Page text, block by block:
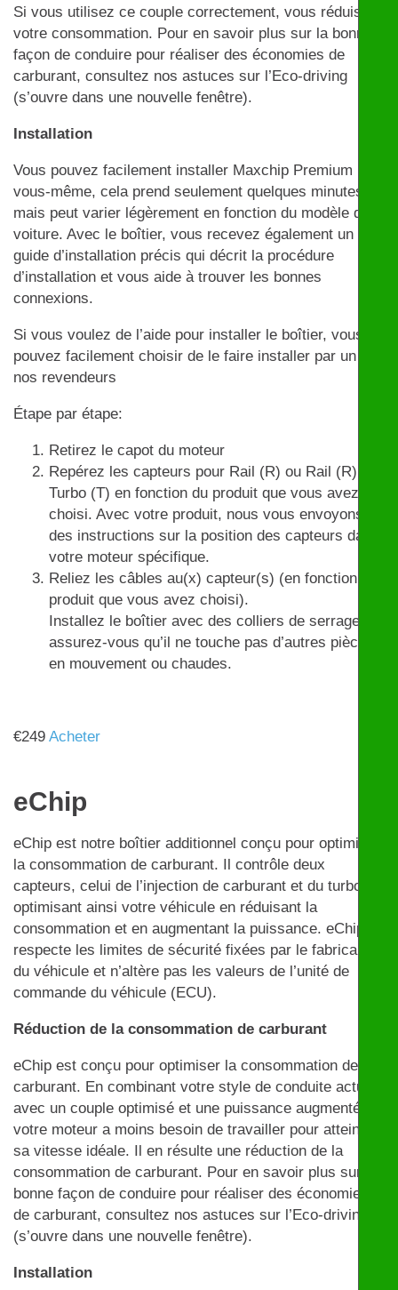
Si vous utilisez ce couple correctement, vous réduisez
votre consommation. Pour en savoir plus sur la bonne
façon de conduire pour réaliser des économies de
carburant, consultez nos astuces sur l’Eco-driving
(s’ouvre dans une nouvelle fenêtre).
Installation
Vous pouvez facilement installer Maxchip Premium par
vous-même, cela prend seulement quelques minutes
mais peut varier légèrement en fonction du modèle de
voiture. Avec le boîtier, vous recevez également un
guide d’installation précis qui décrit la procédure
d’installation et vous aide à trouver les bonnes
connexions.
Si vous voulez de l’aide pour installer le boîtier, vous
pouvez facilement choisir de le faire installer par un de
nos revendeurs
Étape par étape:
Retirez le capot du moteur
Repérez les capteurs pour Rail (R) ou Rail (R) et
Turbo (T) en fonction du produit que vous avez
choisi. Avec votre produit, nous vous envoyons
des instructions sur la position des capteurs dans
votre moteur spécifique.
Reliez les câbles au(x) capteur(s) (en fonction du
produit que vous avez choisi).
Installez le boîtier avec des colliers de serrage et
assurez-vous qu’il ne touche pas d’autres pièces
en mouvement ou chaudes.
€249 Acheter
eChip
eChip est notre boîtier additionnel conçu pour optimiser
la consommation de carburant. Il contrôle deux
capteurs, celui de l’injection de carburant et du turbo,
optimisant ainsi votre véhicule en réduisant la
consommation et en augmentant la puissance. eChip
respecte les limites de sécurité fixées par le fabricant
du véhicule et n’altère pas les valeurs de l’unité de
commande du véhicule (ECU).
Réduction de la consommation de carburant
eChip est conçu pour optimiser la consommation de
carburant. En combinant votre style de conduite actuel
avec un couple optimisé et une puissance augmentée,
votre moteur a moins besoin de travailler pour atteindre
sa vitesse idéale. Il en résulte une réduction de la
consommation de carburant. Pour en savoir plus sur la
bonne façon de conduire pour réaliser des économies
de carburant, consultez nos astuces sur l’Eco-driving
(s’ouvre dans une nouvelle fenêtre).
Installation